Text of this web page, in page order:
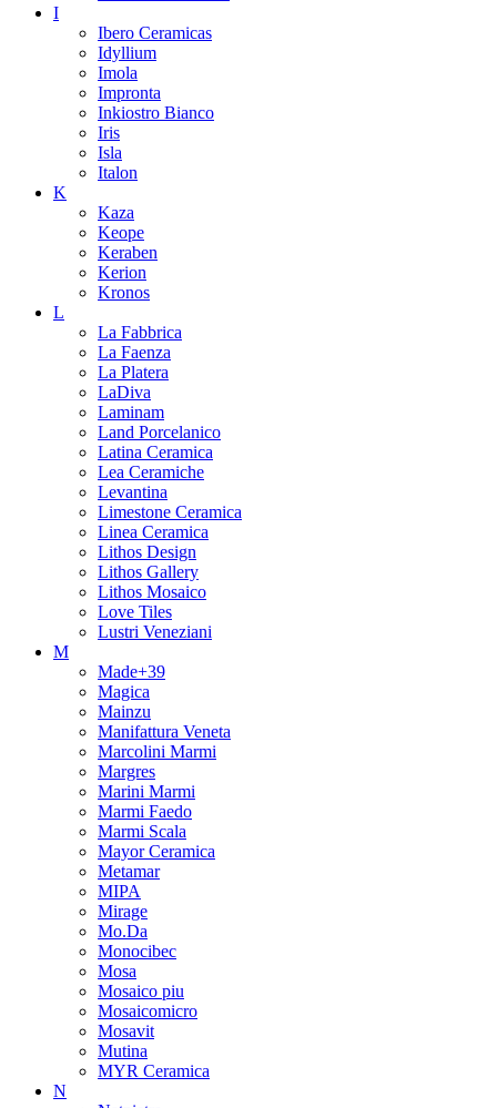
I
Ibero Ceramicas
Idyllium
Imola
Impronta
Inkiostro Bianco
Iris
Isla
Italon
K
Kaza
Keope
Keraben
Kerion
Kronos
L
La Fabbrica
La Faenza
La Platera
LaDiva
Laminam
Land Porcelanico
Latina Ceramica
Lea Ceramiche
Levantina
Limestone Ceramica
Linea Ceramica
Lithos Design
Lithos Gallery
Lithos Mosaico
Love Tiles
Lustri Veneziani
M
Made+39
Magica
Mainzu
Manifattura Veneta
Marcolini Marmi
Margres
Marini Marmi
Marmi Faedo
Marmi Scala
Mayor Ceramica
Metamar
MIPA
Mirage
Mo.Da
Monocibec
Mosa
Mosaico piu
Mosaicomicro
Mosavit
Mutina
MYR Ceramica
N